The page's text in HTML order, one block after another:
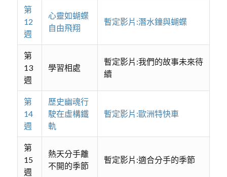
第
12
週
心靈如蝴蝶
自由飛翔
暫定影片:潛水鐘與蝴蝶
第
13
週
學習相處
暫定影片:我們的故事未來待
續
第
14
週
歷史幽魂行
駛在虛構鐵
軌
暫定影片:歐洲特快車
第
15
週
熱天分手離
不開的季節
暫定影片:適合分手的季節